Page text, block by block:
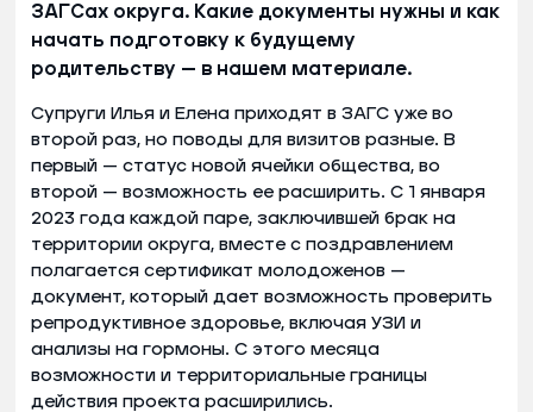
ЗАГСах округа. Какие документы нужны и как
начать подготовку к будущему
родительству — в нашем материале.
Супруги Илья и Елена приходят в ЗАГС уже во
второй раз, но поводы для визитов разные. В
первый — статус новой ячейки общества, во
второй — возможность ее расширить. С 1 января
2023 года каждой паре, заключившей брак на
территории округа, вместе с поздравлением
полагается сертификат молодоженов —
документ, который дает возможность проверить
репродуктивное здоровье, включая УЗИ и
анализы на гормоны. С этого месяца
возможности и территориальные границы
действия проекта расширились.